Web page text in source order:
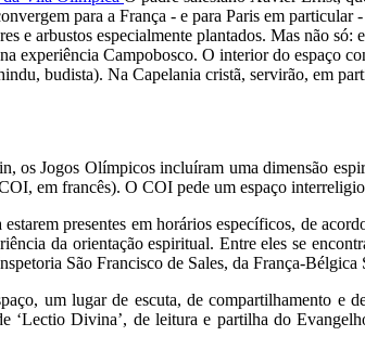
para a França - e para Paris em
e arbustos especialmente plantados. Mas não
experiência Campobosco. O interior do espaço
budista). Na Capelania cristã, servirão, em
os Jogos Olímpicos incluíram uma dimensão
em francês). O COI pede um espaço
presentes em horários específicos, de
da orientação espiritual. Entre eles se
São Francisco de Sales, da França-
um lugar de escuta, de compartilhamento e
Divina’, de leitura e partilha do